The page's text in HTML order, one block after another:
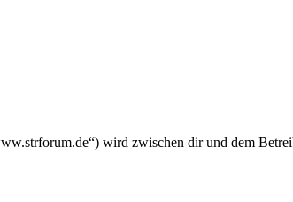
wird zwischen dir und dem